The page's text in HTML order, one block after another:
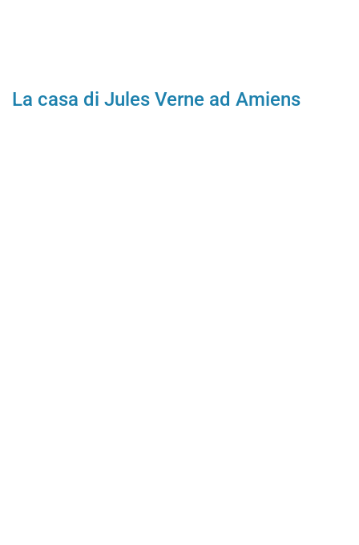
La casa di Jules Verne ad Amiens